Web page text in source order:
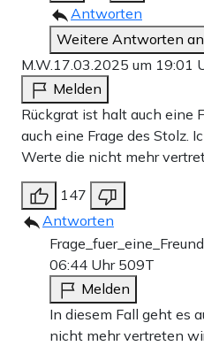
Antworten
Weitere Antworten
M.W.17.03.2025 um 19:01
Melden
Rückgrat ist halt auch eine
auch eine Frage des Stolz.
Werte die nicht mehr
147
Antworten
06:44 Uhr 509T
Melden
In diesem Fall geht es
nicht mehr vertreten